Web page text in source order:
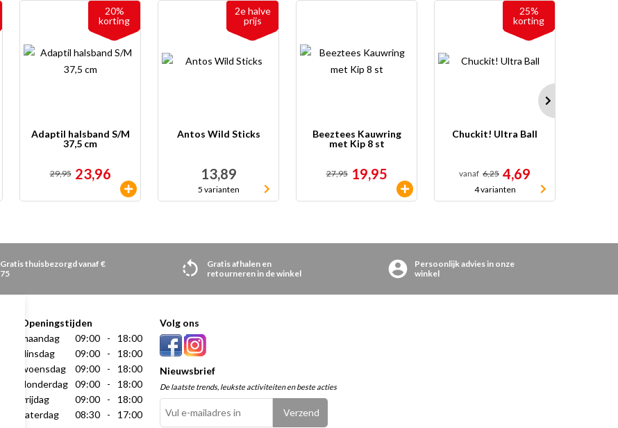
20%
korting
Adaptil halsband S/M
37,5 cm
29,95 23,96
2e halve
prijs
Antos Wild Sticks
13,89
5 varianten
Beeztees Kauwring
met Kip 8 st
27,95 19,95
25%
korting
Chuckit! Ultra Ball
vanaf 6,25 4,69
4 varianten
Gratis thuisbezorgd vanaf €
75
Gratis afhalen en
retourneren in de winkel
Persoonlijk advies in onze
winkel
Openingstijden
maandag
09:00 -
18:00
dinsdag
09:00 -
18:00
woensdag
09:00 -
18:00
donderdag 09:00 -
18:00
vrijdag
09:00 -
18:00
zaterdag
08:30 - 17:00
Volg ons
Nieuwsbrief
De laatste trends, leukste activiteiten en beste acties